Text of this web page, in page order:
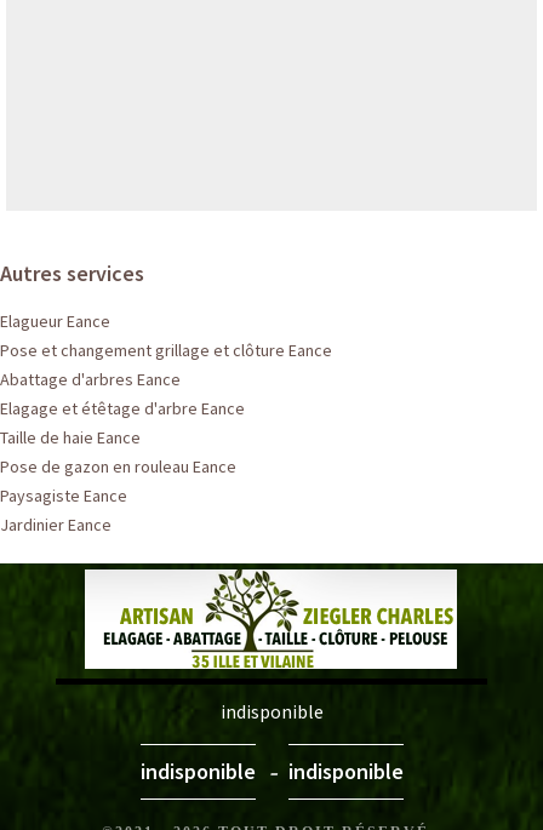
Autres services
Elagueur Eance
Pose et changement grillage et clôture Eance
Abattage d'arbres Eance
Elagage et étêtage d'arbre Eance
Taille de haie Eance
Pose de gazon en rouleau Eance
Paysagiste Eance
Jardinier Eance
indisponible
indisponible - indisponible